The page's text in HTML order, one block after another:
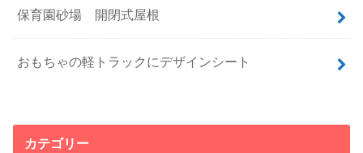
保育園砂場 開閉式屋根
おもちゃの軽トラックにデザインシート
カテゴリー